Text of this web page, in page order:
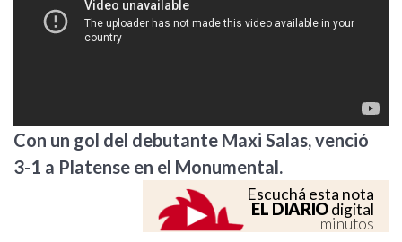
Con un gol del debutante Maxi Salas, venció
3-1 a Platense en el Monumental.
Escuchá esta nota
EL DIARIOdigital
minutos